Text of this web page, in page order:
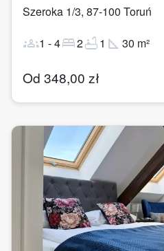
Szeroka 1/3, 87-100 Toruń
groups1 -4bed2bathtub1 square_foot 30 m²
Od 348,00 zł